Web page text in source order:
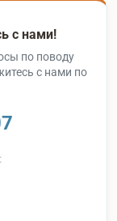
с нами!
по поводу
с нами по